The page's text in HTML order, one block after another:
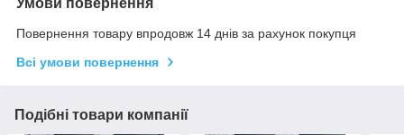
Умови повернення
Повернення товару впродовж 14 днів за рахунок покупця
Всі умови повернення
Подібні товари компанії